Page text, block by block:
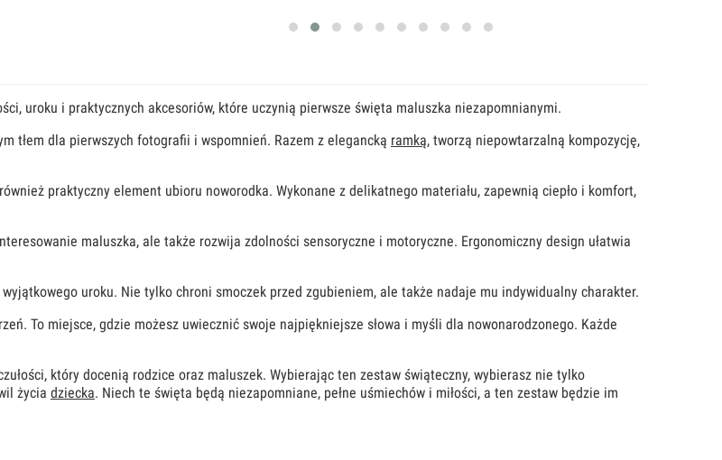
uroku i praktycznych akcesoriów, które uczynią pierwsze święta maluszka niezapomnianymi.
tłem dla pierwszych fotografii i wspomnień. Razem z elegancką ramką, tworzą niepowtarzalną kompozycję,
praktyczny element ubioru noworodka. Wykonane z delikatnego materiału, zapewnią ciepło i komfort,
maluszka, ale także rozwija zdolności sensoryczne i motoryczne. Ergonomiczny design ułatwia
uroku. Nie tylko chroni smoczek przed zgubieniem, ale także nadaje mu indywidualny charakter.
To miejsce, gdzie możesz uwiecznić swoje najpiękniejsze słowa i myśli dla nowonarodzonego. Każde
który docenią rodzice oraz maluszek. Wybierając ten zestaw świąteczny, wybierasz nie tylko
życia dziecka. Niech te święta będą niezapomniane, pełne uśmiechów i miłości, a ten zestaw będzie im